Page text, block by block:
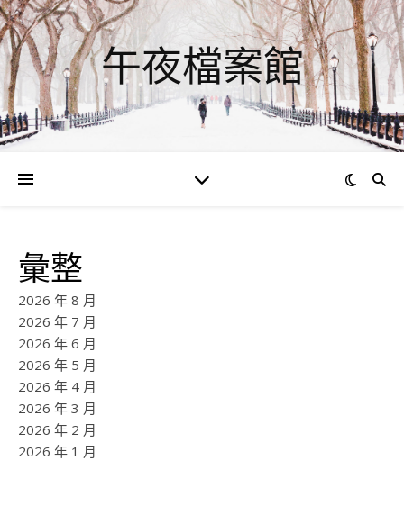
午夜檔案館
彙整
2026 年 8 月
2026 年 7 月
2026 年 6 月
2026 年 5 月
2026 年 4 月
2026 年 3 月
2026 年 2 月
2026 年 1 月